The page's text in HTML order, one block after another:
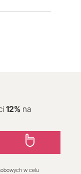
12% na
w celu